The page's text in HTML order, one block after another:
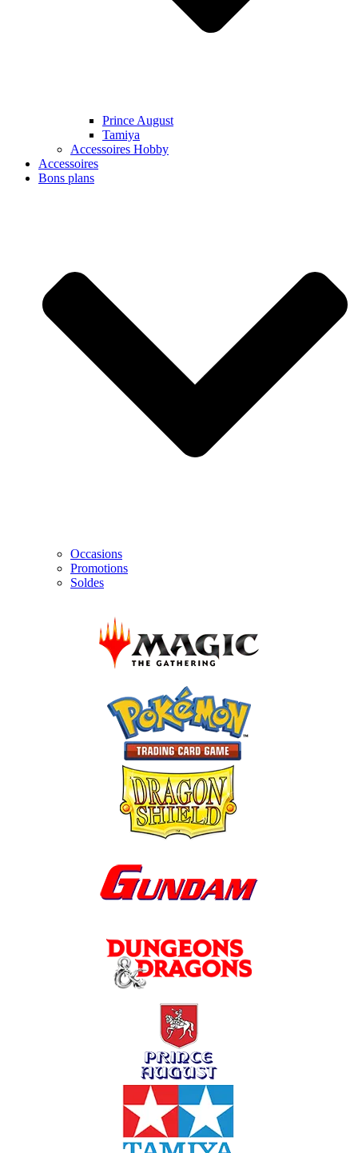
Prince August
Tamiya
Accessoires Hobby
Accessoires
Bons plans
Occasions
Promotions
Soldes